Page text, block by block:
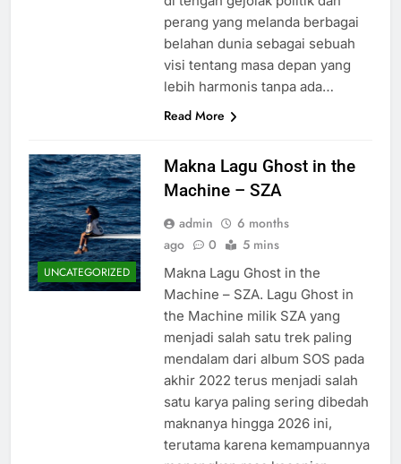
perang yang melanda berbagai
belahan dunia sebagai sebuah
visi tentang masa depan yang
lebih harmonis tanpa ada…
Read More
UNCATEGORIZED
Makna Lagu Ghost in the
Machine – SZA
admin
6 months
ago
0 5 mins
Makna Lagu Ghost in the
Machine – SZA. Lagu Ghost in
the Machine milik SZA yang
menjadi salah satu trek paling
mendalam dari album SOS pada
akhir 2022 terus menjadi salah
satu karya paling sering dibedah
maknanya hingga 2026 ini,
terutama karena kemampuannya